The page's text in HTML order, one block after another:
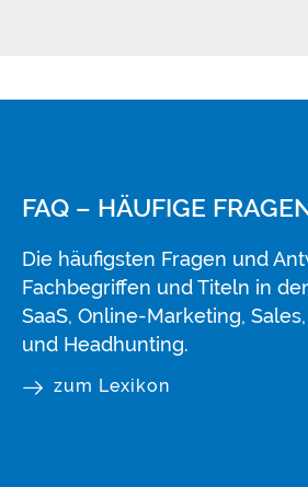
FAQ – HÄUFIGE
Die häufigsten Fragen und
Fachbegriffen und Titeln in
SaaS, Online-Marketing,
und Headhunting.
zum Lexikon